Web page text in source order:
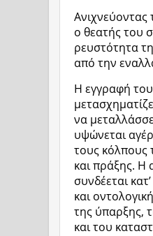
Ανιχνεύοντας
ο θεατής του
ρευστότητα
από την
Η εγγραφή
να
υψώνεται
τους κόλπους
και πράξης. Η
συνδέεται
και
της ύπαρξης,
και του